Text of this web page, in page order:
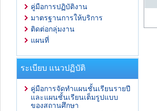
คู่มือการปฏิบัติงาน
มาตรฐานการให้บริการ
ติดต่อกลุ่มงาน
แผนที่
ระเบียบ แนวปฏิบัติ
คู่มือการจัดทำแผนชั้นเรียนรายปี
และแผนชั้นเรียนเต็มรูปแบบ
ของสถานศึกษา